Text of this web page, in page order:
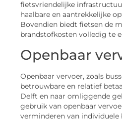
fietsvriendelijke
haalbare en aantrekkelijke
Bovendien biedt fietsen de
brandstofkosten volledig te
Openbaar
Openbaar vervoer, zoals
betrouwbare en relatief
Delft en naar omliggende
gebruik van openbaar
verminderen van individuele